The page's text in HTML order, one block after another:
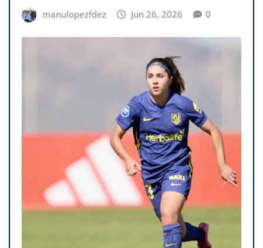
manulopezfdez Jun 26, 2026 0